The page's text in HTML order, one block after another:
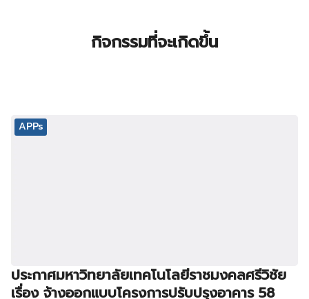
กิจกรรมที่จะเกิดขึ้น
APPs
ประกาศมหาวิทยาลัยเทคโนโลยีราชมงคลศรีวิชัย
เรื่อง จ้างออกแบบโครงการปรับปรุงอาคาร 58